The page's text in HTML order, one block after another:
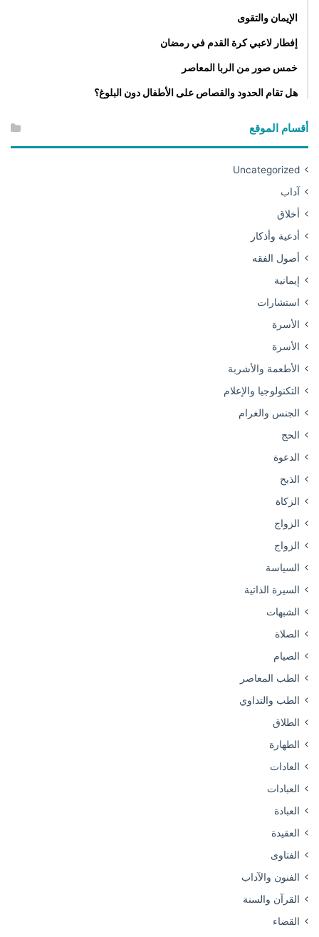
الإيمان والتقوى
إفطار لاعبي كرة القدم في رمضان
خمس صور من الربا المعاصر
هل تقام الحدود والقصاص على الأطفال دون البلوغ؟
أقسام الموقع
Uncategorized
آداب
أخلاق
أدعية وأذكار
أصول الفقه
إيمانية
استشارات
الأسرة
الأسرة
الأطعمة والأشربة
التكنولوجيا والإعلام
الجنس والغرام
الحج
الدعوة
الذبح
الزكاة
الزواج
الزواج
السياسة
السيرة الذاتية
الشبهات
الصلاة
الصيام
الطب المعاصر
الطب والتداوي
الطلاق
الطهارة
العادات
العبادات
العبادة
العقيدة
الفتاوى
الفنون والآداب
القرآن والسنة
القضاء